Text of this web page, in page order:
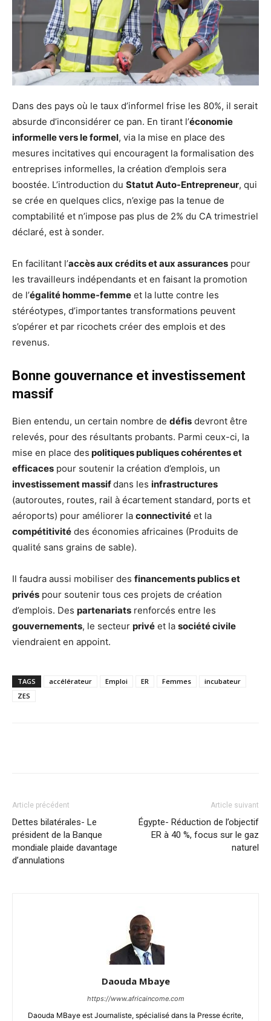
Dans des pays où le taux d’informel frise les 80%, il serait
absurde d’inconsidérer ce pan. En tirant l’économie
informelle vers le formel, via la mise en place des
mesures incitatives qui encouragent la formalisation des
entreprises informelles, la création d’emplois sera
boostée. L’introduction du Statut Auto-Entrepreneur, qui
se crée en quelques clics, n’exige pas la tenue de
comptabilité et n’impose pas plus de 2% du CA trimestriel
déclaré, est à sonder.
En facilitant l’accès aux crédits et aux assurances pour
les travailleurs indépendants et en faisant la promotion
de l’égalité homme-femme et la lutte contre les
stéréotypes, d’importantes transformations peuvent
s’opérer et par ricochets créer des emplois et des
revenus.
Bonne gouvernance et investissement
massif
Bien entendu, un certain nombre de défis devront être
relevés, pour des résultants probants. Parmi ceux-ci, la
mise en place des politiques publiques cohérentes et
efficaces pour soutenir la création d’emplois, un
investissement massifdans les infrastructures
(autoroutes, routes, rail à écartement standard, ports et
aéroports) pour améliorer la connectivité et la
compétitivité des économies africaines (Produits de
qualité sans grains de sable).
Il faudra aussi mobiliser des financements publics et
privés pour soutenir tous ces projets de création
d’emplois. Des partenariats renforcés entre les
gouvernements, le secteur privé et la société civile
viendraient en appoint.
TAGS accélérateur Emploi ER Femmes
incubateur
ZES
Article précédent
Dettes bilatérales- Le
président de la Banque
mondiale plaide davantage
d’annulations
Article suivant
Égypte- Réduction de l’objectif
ER à 40 %, focus sur le gaz
naturel
Daouda Mbaye
https://www.africaincome.com
Daouda MBaye est Journaliste, spécialisé dans la Presse écrite,